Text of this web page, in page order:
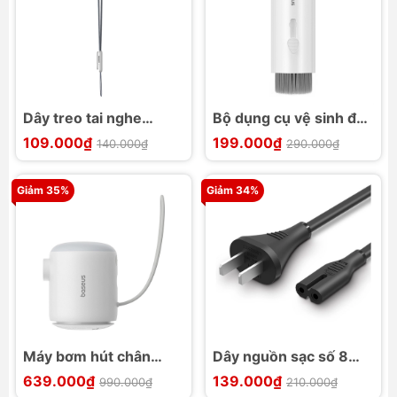
Dây treo tai nghe
Baseus Crystal Series
Earphone Lanyard
Gray
109.000₫ 140.000₫
Bộ dụng cụ vệ sinh đa
năng Baseus
UltraClean Series
199.000₫ 290.000₫
Giảm 35%
Máy bơm hút chân
không mini Baseus
PocketGo Portable
639.000₫ 990.000₫
Giảm 34%
Dây nguồn sạc số 8
UGREEN 10413 CD248
139.000₫ 210.000₫